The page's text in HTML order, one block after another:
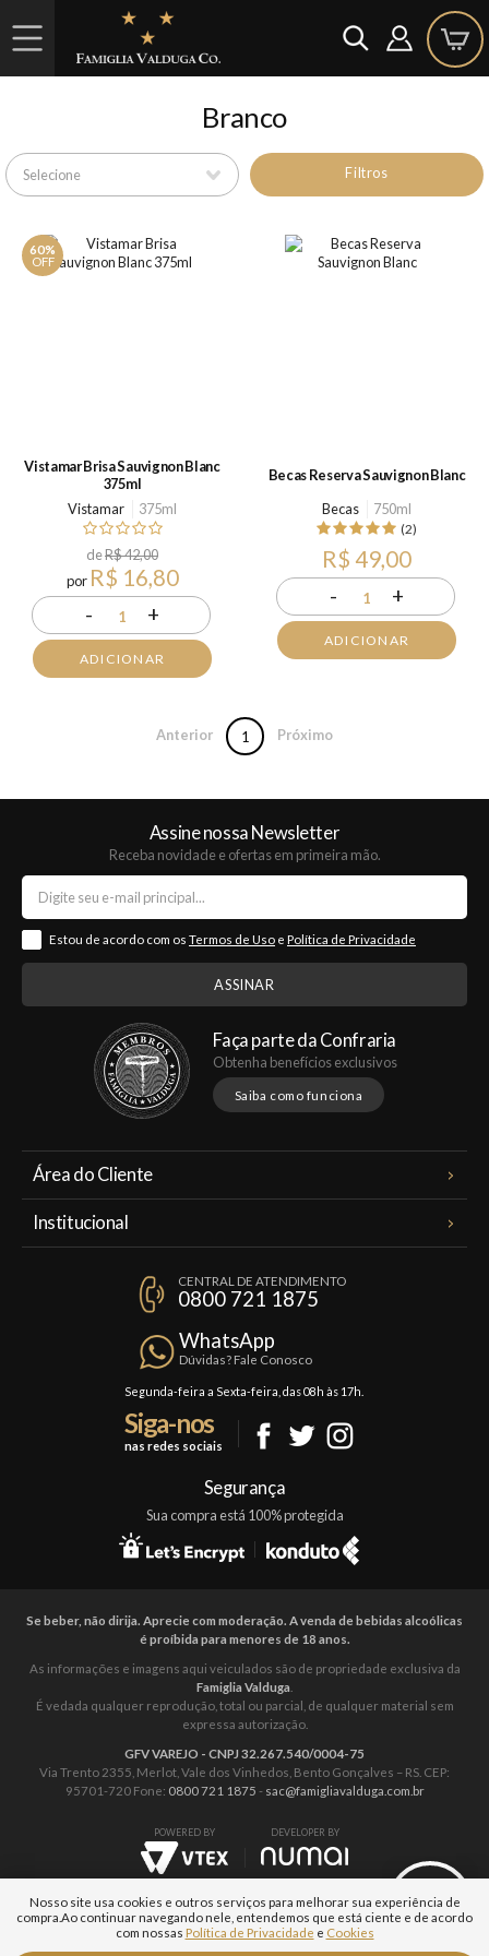
Branco
Filtros
60%
OFF
Vistamar Brisa Sauvignon Blanc
375ml
Vistamar
375ml
deR$ 42,00
por R$ 16,80
- 1 +
ADICIONAR
Becas Reserva Sauvignon Blanc
Becas
750ml
(2)
R$ 49,00
- 1 +
ADICIONAR
Anterior 1 Próximo
Assine nossa Newsletter
Receba novidade e ofertas em primeira mão.
Estou de acordo com os Termos de Uso e Política de Privacidade
Faça parte da Confraria
Obtenha benefícios exclusivos
Saiba como funciona
Área do Cliente
Institucional
Política de Privacidade
Trocas e Devoluções
Formas de Pagamento
CENTRAL DE ATENDIMENTO
0800 721 1875
WhatsApp
Dúvidas? Fale Conosco
Segunda-feira a Sexta-feira, das 08h às 17h.
Siga-nos
nas redes sociais
Segurança
Sua compra está 100% protegida
Se beber, não dirija. Aprecie com moderação. A venda de bebidas alcoólicas
é proíbida para menores de 18 anos.
As informações e imagens aqui veiculados são de propriedade exclusiva da
Famiglia Valduga
É vedada qualquer reprodução, total ou parcial, de qualquer material sem
expressa autorização.
GFV VAREJO - CNPJ 32.267.540/0004-75
Via Trento 2355, Merlot, Vale dos Vinhedos, Bento Gonçalves – RS. CEP:
95701-720 Fone: 0800 721 1875 - sac@famigliavalduga.com.br
POWERED BY DEVELOPER BY
Nosso site usa cookies e outros serviços para melhorar sua experiência de
compra. Ao continuar navegando nele, entendemos que está ciente e de acordo
com nossas Política de Privacidade e Cookies